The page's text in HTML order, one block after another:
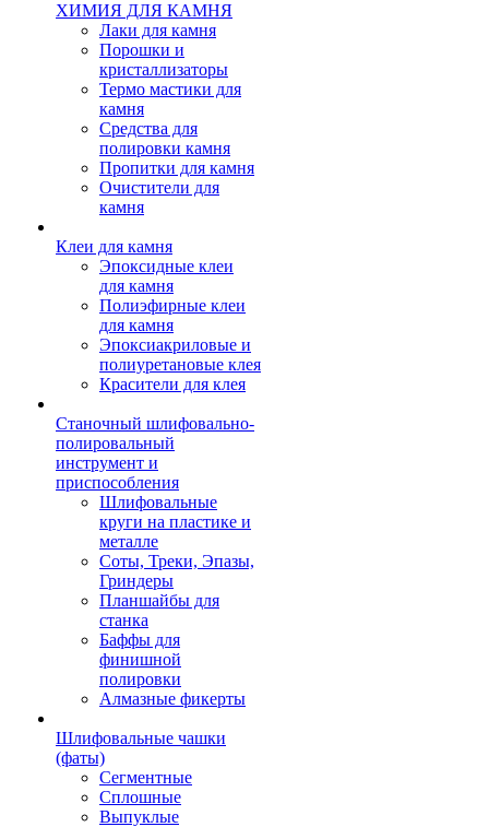
ХИМИЯ ДЛЯ КАМНЯ
Лаки для камня
Порошки и
кристаллизаторы
Термо мастики для
камня
Средства для
полировки камня
Пропитки для камня
Очистители для
камня
Клеи для камня
Эпоксидные клеи
для камня
Полиэфирные клеи
для камня
Эпоксиакриловые и
полиуретановые клея
Красители для клея
Станочный шлифовально-
полировальный
инструмент и
приспособления
Шлифовальные
круги на пластике и
металле
Соты, Треки, Эпазы,
Гриндеры
Планшайбы для
станка
Баффы для
финишной
полировки
Алмазные фикерты
Шлифовальные чашки
(фаты)
Сегментные
Сплошные
Выпуклые